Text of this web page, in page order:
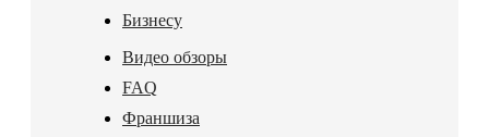
Бизнесу
Видео обзоры
FAQ
Франшиза